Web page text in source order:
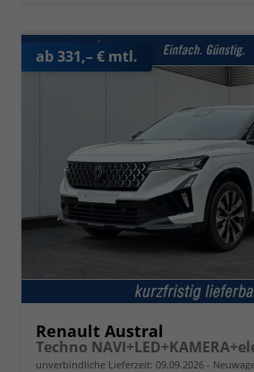
ab 331,– € mtl.
Renault Austral
unverbindliche Lieferzeit: 09.09.2026